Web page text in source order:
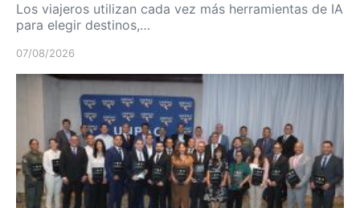
Los viajeros utilizan cada vez más herramientas de IA
para elegir destinos,…
07/08/2026